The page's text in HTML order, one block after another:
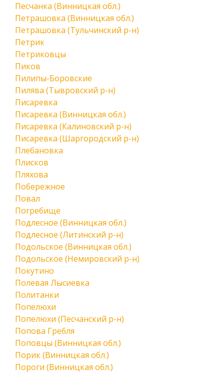
Песчанка (Винницкая обл.)
Петрашовка (Винницкая обл.)
Петрашовка (Тульчинский р-н)
Петрик
Петриковцы
Пиков
Пилипы-Боровские
Пилява (Тывровский р-н)
Писаревка
Писаревка (Винницкая обл.)
Писаревка (Калиновский р-н)
Писаревка (Шаргородский р-н)
Плебановка
Плисков
Пляхова
Побережное
Повал
Погребище
Подлесное (Винницкая обл.)
Подлесное (Литинский р-н)
Подольское (Винницкая обл.)
Подольское (Немировский р-н)
Покутино
Полевая Лысиевка
Политанки
Попелюхи
Попелюхи (Песчанский р-н)
Попова Гребля
Поповцы (Винницкая обл.)
Порик (Винницкая обл.)
Пороги (Винницкая обл.)